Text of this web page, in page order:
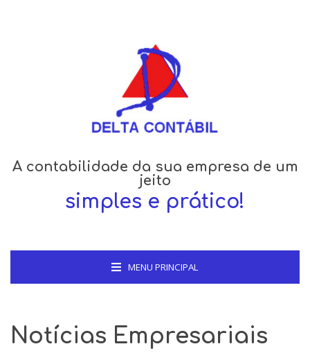
A contabilidade da sua empresa de um
jeito
simples e prático!
MENU PRINCIPAL
Notícias Empresariais